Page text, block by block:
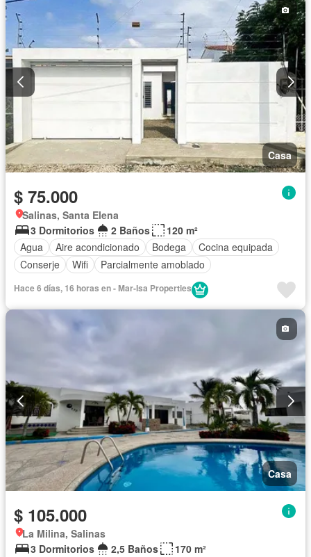
Casa
$ 75.000
Salinas, Santa Elena
3 Dormitorios
2 Baños
120 m²
Agua
Aire acondicionado Bodega
Cocina equipada
Conserje
Wifi Parcialmente amoblado
Hace 6 días, 16 horas en - Mar-Isa Properties
Casa
$ 105.000
La Milina, Salinas
3 Dormitorios
2,5 Baños
170 m²